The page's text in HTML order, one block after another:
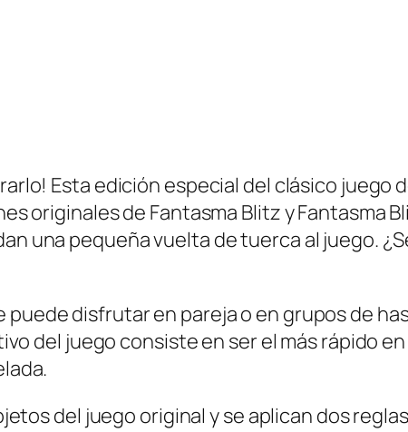
Esta edición especial del clásico juego
originales de Fantasma Blitz y Fantasma
una pequeña vuelta de tuerca al juego.
disfrutar en pareja o en grupos de
del juego consiste en ser el más rápido
del juego original y se aplican dos